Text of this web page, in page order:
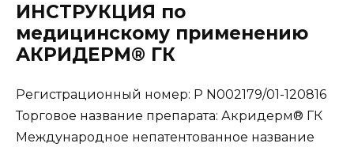
ИНСТРУКЦИЯ по
медицинскому применению
АКРИДЕРМ® ГК
Регистрационный номер: Р N002179/01-120816
Торговое название препарата: Акридерм® ГК
Международное непатентованное название